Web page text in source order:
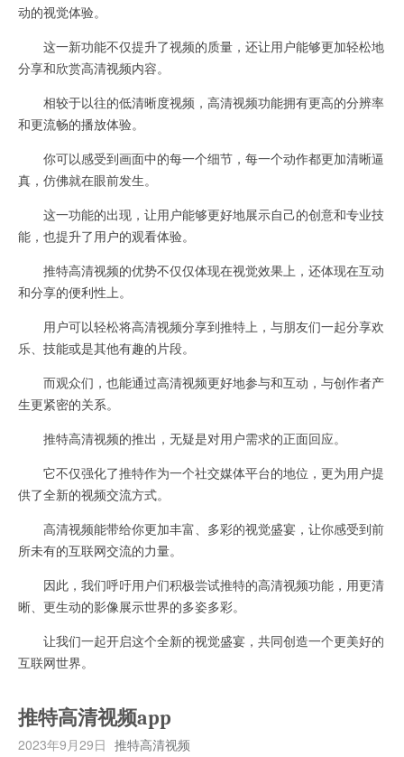
动的视觉体验。
这一新功能不仅提升了视频的质量，还让用户能够更加轻松地
分享和欣赏高清视频内容。
相较于以往的低清晰度视频，高清视频功能拥有更高的分辨率
和更流畅的播放体验。
你可以感受到画面中的每一个细节，每一个动作都更加清晰逼
真，仿佛就在眼前发生。
这一功能的出现，让用户能够更好地展示自己的创意和专业技
能，也提升了用户的观看体验。
推特高清视频的优势不仅仅体现在视觉效果上，还体现在互动
和分享的便利性上。
用户可以轻松将高清视频分享到推特上，与朋友们一起分享欢
乐、技能或是其他有趣的片段。
而观众们，也能通过高清视频更好地参与和互动，与创作者产
生更紧密的关系。
推特高清视频的推出，无疑是对用户需求的正面回应。
它不仅强化了推特作为一个社交媒体平台的地位，更为用户提
供了全新的视频交流方式。
高清视频能带给你更加丰富、多彩的视觉盛宴，让你感受到前
所未有的互联网交流的力量。
因此，我们呼吁用户们积极尝试推特的高清视频功能，用更清
晰、更生动的影像展示世界的多姿多彩。
让我们一起开启这个全新的视觉盛宴，共同创造一个更美好的
互联网世界。
推特高清视频app
2023年9月29日 推特高清视频